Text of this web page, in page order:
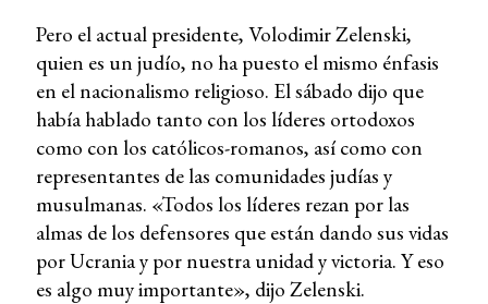
Pero el actual presidente, Volodimir Zelenski,
quien es un judío, no ha puesto el mismo énfasis
en el nacionalismo religioso. El sábado dijo que
había hablado tanto con los líderes ortodoxos
como con los católicos-romanos, así como con
representantes de las comunidades judías y
musulmanas. «Todos los líderes rezan por las
almas de los defensores que están dando sus vidas
por Ucrania y por nuestra unidad y victoria. Y eso
es algo muy importante», dijo Zelenski.